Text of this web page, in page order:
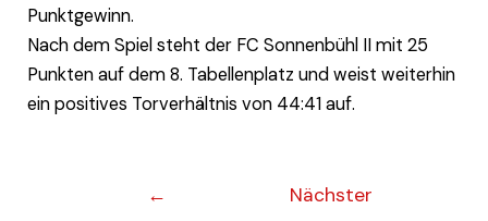
Punktgewinn.
Nach dem Spiel steht der FC Sonnenbühl II mit 25
Punkten auf dem 8. Tabellenplatz und weist weiterhin
ein positives Torverhältnis von 44:41 auf.
←
Nächster